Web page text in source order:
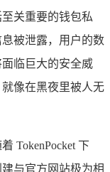
关重要的钱包私
被泄露，用户的数
临巨大的安全威
像在黑夜里被人无
TokenPocket 下
与官方网站极为相